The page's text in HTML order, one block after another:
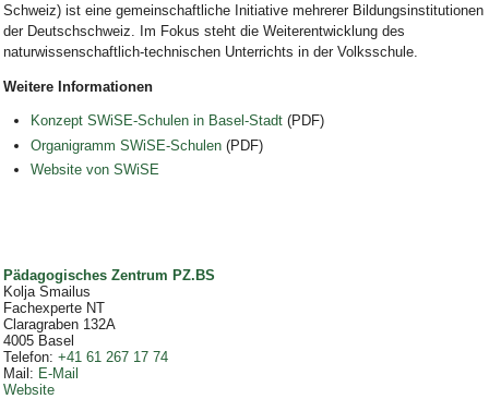
Schweiz) ist eine gemeinschaftliche Initiative mehrerer Bildungsinstitutionen
der Deutschschweiz. Im Fokus steht die Weiterentwicklung des
naturwissenschaftlich-technischen Unterrichts in der Volksschule.
Weitere Informationen
Konzept SWiSE-Schulen in Basel-Stadt (PDF)
Organigramm SWiSE-Schulen (PDF)
Website von SWiSE
Pädagogisches Zentrum PZ.BS
Kolja Smailus
Fachexperte NT
Claragraben 132A
4005 Basel
Telefon: +41 61 267 17 74
Mail : E-Mail
Website